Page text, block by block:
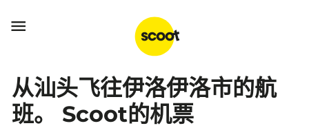

从汕头飞往伊洛伊洛市的航
班。 Scoot的机票